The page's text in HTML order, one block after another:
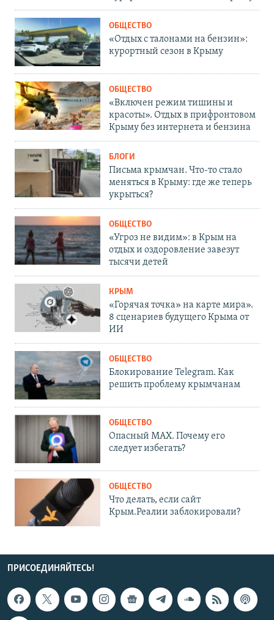
ОБЩЕСТВО
«Отдых с талонами на бензин»:
курортный сезон в Крыму
ОБЩЕСТВО
«Включен режим тишины и
красоты». Отдых в прифронтовом
Крыму без интернета и бензина
БЛОГИ
Письма крымчан. Что-то стало
меняться в Крыму: где же теперь
укрыться?
ОБЩЕСТВО
«Угроз не видим»: в Крым на
отдых и оздоровление завезут
тысячи детей
КРЫМ
«Горячая точка» на карте мира».
8 сценариев будущего Крыма от
ИИ
ОБЩЕСТВО
Блокирование Telegram. Как
решить проблему крымчанам
ОБЩЕСТВО
Опасный MAX. Почему его
следует избегать?
ОБЩЕСТВО
Что делать, если сайт
Крым.Реалии заблокировали?
ПРИСОЕДИНЯЙТЕСЬ!